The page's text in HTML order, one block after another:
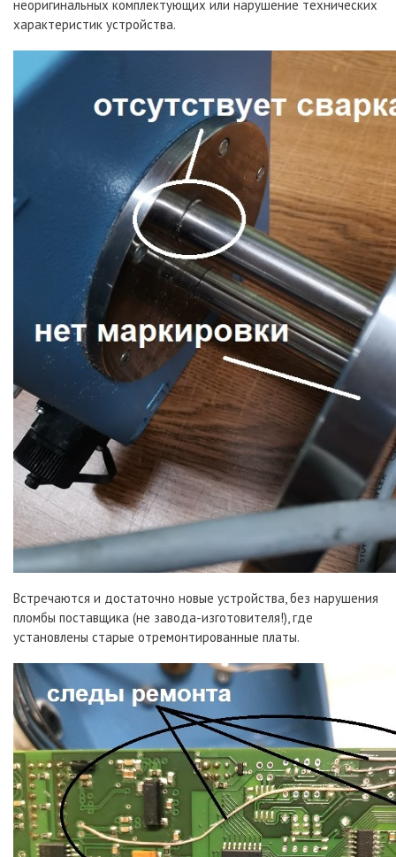
неоригинальных комплектующих или нарушение технических
характеристик устройства.
Встречаются и достаточно новые устройства, без нарушения
пломбы поставщика (не завода-изготовителя!), где
установлены старые отремонтированные платы.